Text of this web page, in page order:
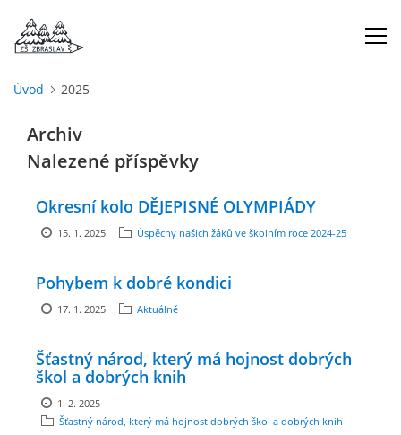
O NÁS
ŠKOLNÍ ROK
DOKUMENTY
PROJEKTY
Úvod 2025
Archiv
Nalezené příspěvky
Okresní kolo DĚJEPISNÉ OLYMPIÁDY
15. 1. 2025 Úspěchy našich žáků ve školním roce 2024-25
Pohybem k dobré kondici
17. 1. 2025 Aktuálně
Šťastný národ, který má hojnost dobrých
škol a dobrých knih
1. 2. 2025
Šťastný národ, který má hojnost dobrých škol a dobrých knih